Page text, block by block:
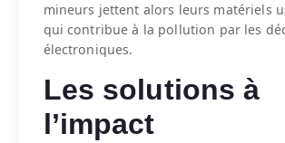
mineurs jettent alors leurs matériels
qui contribue à la pollution par les
électroniques.
Les solutions à
l’impact